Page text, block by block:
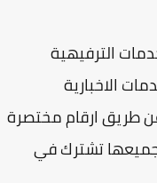
الترفيهية
طريق ارقام مختصرة
تشترك في